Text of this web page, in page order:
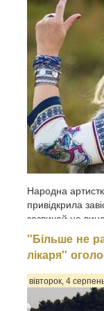
Народна
привідкрила
зазвичай не
поділилася 56-
серце не
узами шлюбу з
поспішає,
"Більше не
лікаря"
вівторок, 4